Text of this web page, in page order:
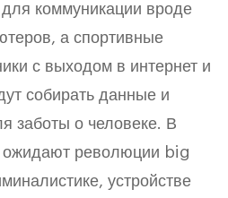
коммуникации вроде
а спортивные
с выходом в интернет и
собирать данные и
заботы о человеке. В
революции big
устройстве